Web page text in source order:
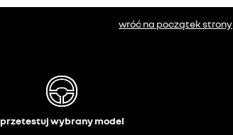
wróć na początek strony
przetestuj wybrany model